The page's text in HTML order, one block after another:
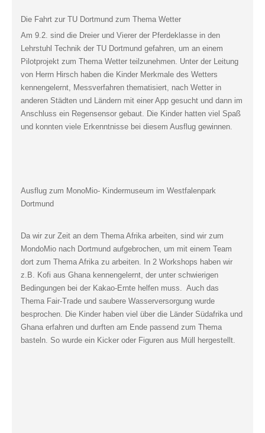
Die Fahrt zur TU Dortmund zum Thema Wetter
Am 9.2. sind die Dreier und Vierer der Pferdeklasse in den
Lehrstuhl Technik der TU Dortmund gefahren, um an einem
Pilotprojekt zum Thema Wetter teilzunehmen. Unter der Leitung
von Herrn Hirsch haben die Kinder Merkmale des Wetters
kennengelernt, Messverfahren thematisiert, nach Wetter in
anderen Städten und Ländern mit einer App gesucht und dann im
Anschluss ein Regensensor gebaut. Die Kinder hatten viel Spaß
und konnten viele Erkenntnisse bei diesem Ausflug gewinnen.
Ausflug zum MonoMio- Kindermuseum im Westfalenpark
Dortmund
Da wir zur Zeit an dem Thema Afrika arbeiten, sind wir zum
MondoMio nach Dortmund aufgebrochen, um mit einem Team
dort zum Thema Afrika zu arbeiten. In 2 Workshops haben wir
z.B. Kofi aus Ghana kennengelernt, der unter schwierigen
Bedingungen bei der Kakao-Ernte helfen muss. Auch das
Thema Fair-Trade und saubere Wasserversorgung wurde
besprochen. Die Kinder haben viel über die Länder Südafrika und
Ghana erfahren und durften am Ende passend zum Thema
basteln. So wurde ein Kicker oder Figuren aus Müll hergestellt.